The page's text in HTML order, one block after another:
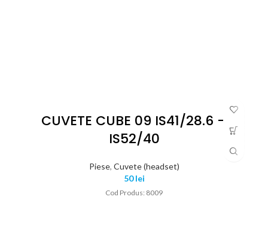
CUVETE CUBE 09 IS41/28.6 –
IS52/40
Piese, Cuvete (headset)
50lei
Cod Produs: 8009